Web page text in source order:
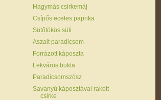
Hagymás csirkemáj
Csípős ecetes paprika
Sütőtökös süti
Aszalt paradicsom
Forrázott káposzta
Lekváros bukta
Paradicsomszósz
Savanyú káposztával rakott
csirke